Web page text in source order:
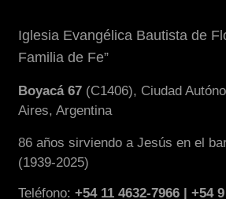
Iglesia Evangélica Bautista de
Familia de Fe”
Boyacá 67 (C1406), Ciudad
Aires, Argentina
86 años sirviendo a Jesús en el
(1939-2025)
Teléfono:+54 11 4632-7966 | +54